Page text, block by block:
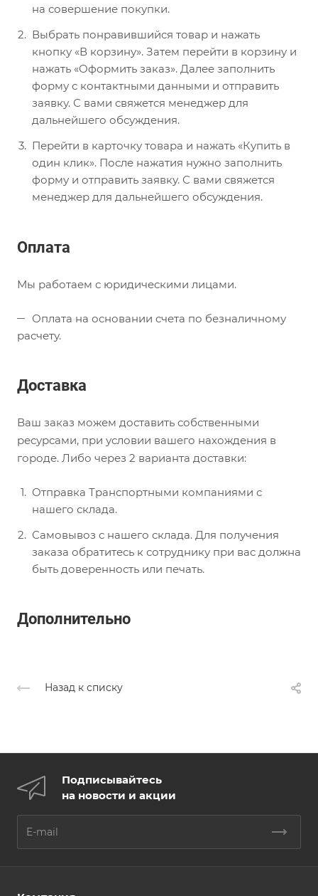
на совершение покупки.
Выбрать понравившийся товар и нажать
кнопку «В корзину». Затем перейти в корзину и
нажать «Оформить заказ». Далее заполнить
форму с контактными данными и отправить
заявку. С вами свяжется менеджер для
дальнейшего обсуждения.
Перейти в карточку товара и нажать «Купить в
один клик». После нажатия нужно заполнить
форму и отправить заявку. С вами свяжется
менеджер для дальнейшего обсуждения.
Оплата
Мы работаем с юридическими лицами.
Оплата на основании счета по безналичному
расчету.
Доставка
Ваш заказ можем доставить собственными
ресурсами, при условии вашего нахождения в
городе. Либо через 2 варианта доставки:
Отправка Транспортными компаниями с
нашего склада.
Самовывоз с нашего склада. Для получения
заказа обратитесь к сотруднику при вас должна
быть доверенность или печать.
Дополнительно
Назад к списку
Подписывайтесь
на новости и акции